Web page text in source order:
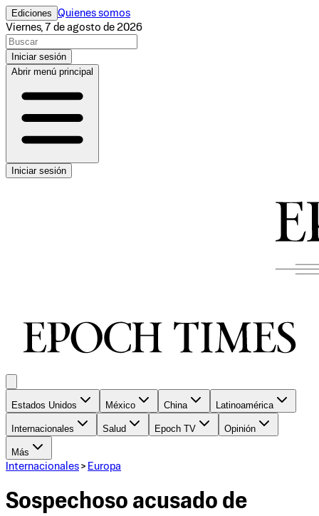
Ediciones Quienes somos
Viernes, 7 de agosto de 2026
Iniciar sesión
Abrir menú principal
Iniciar sesión
Estados Unidos México China Latinoamérica
Internacionales Salud Epoch TV Opinión
Más
Internacionales > Europa
Sospechoso acusado de